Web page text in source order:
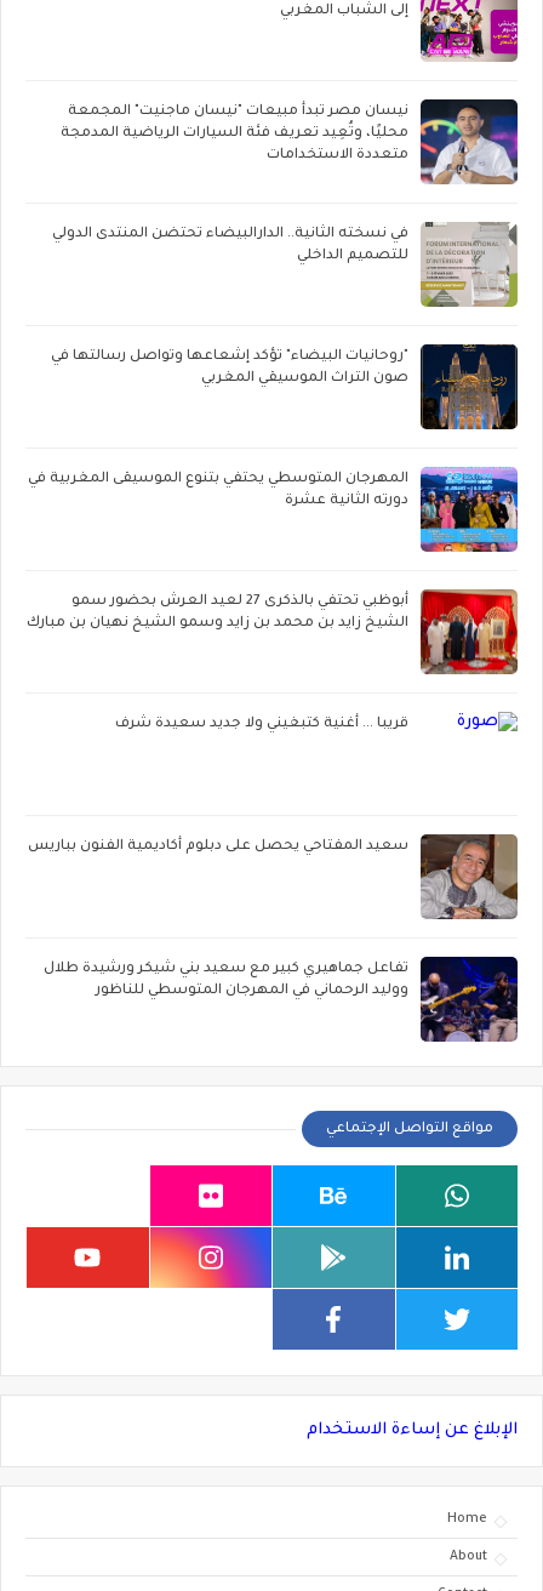
إلى الشباب المغربي
نيسان مصر تبدأ مبيعات "نيسان ماجنيت" المجمعة
محليًا، وتُعِيد تعريف فئة السيارات الرياضية المدمجة
متعددة الاستخدامات
في نسخته الثانية.. الدارالبيضاء تحتضن المنتدى الدولي
للتصميم الداخلي
"روحانيات البيضاء" تؤكد إشعاعها وتواصل رسالتها في
صون التراث الموسيقي المغربي
المهرجان المتوسطي يحتفي بتنوع الموسيقى المغربية في
دورته الثانية عشرة
أبوظبي تحتفي بالذكرى 27 لعيد العرش بحضور سمو
الشيخ زايد بن محمد بن زايد وسمو الشيخ نهيان بن مبارك
قريبا ... أغنية كتبغيني ولا جديد سعيدة شرف
سعيد المفتاحي يحصل على دبلوم أكاديمية الفنون بباريس
تفاعل جماهيري كبير مع سعيد بني شيكر ورشيدة طلال
ووليد الرحماني في المهرجان المتوسطي للناظور
مواقع التواصل الإجتماعي
الإبلاغ عن إساءة الاستخدام
Home
About